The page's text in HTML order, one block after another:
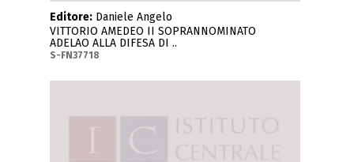
Editore: Daniele Angelo
VITTORIO AMEDEO II SOPRANNOMINATO
ADELAO ALLA DIFESA DI ..
S-FN37718